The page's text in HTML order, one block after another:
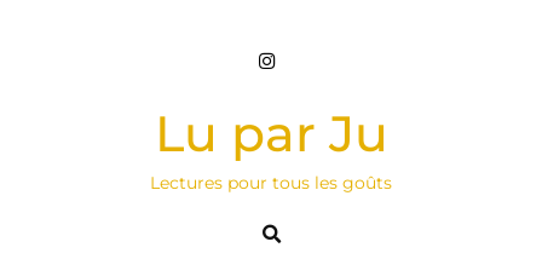
Lu par Ju
Lectures pour tous les goûts